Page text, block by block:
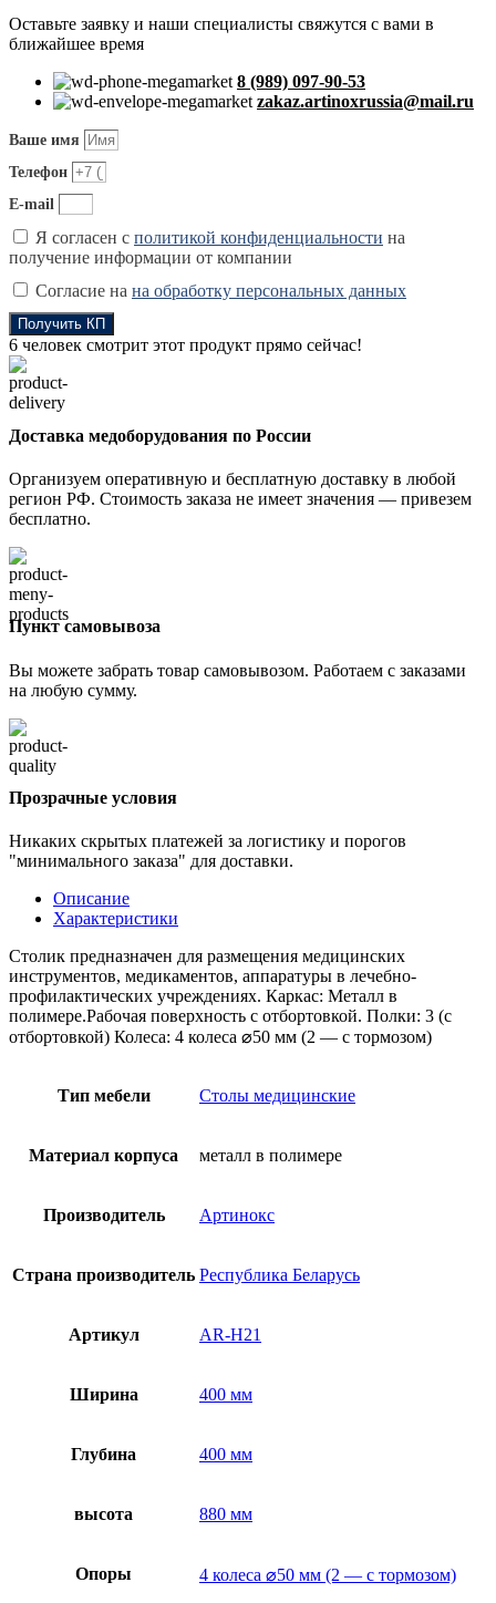
в
полимере
Оставьте заявку и наши специалисты свяжутся с вами в
ближайшее время
8 (989) 097-90-53
zakaz.artinoxrussia@mail.ru
Ваше имя
Телефон
E-mail
Я согласен с политикой конфиденциальности на
получение информации от компании
Согласие на на обработку персональных данных
Получить КП
6 человек смотрит этот продукт прямо сейчас!
Доставка медоборудования по России
Организуем оперативную и бесплатную доставку в любой
регион РФ. Стоимость заказа не имеет значения — привезем
бесплатно.
Пункт самовывоза
Вы можете забрать товар самовывозом. Работаем с заказами
на любую сумму.
Прозрачные условия
Никаких скрытых платежей за логистику и порогов
"минимального заказа" для доставки.
Описание
Характеристики
Столик предназначен для размещения медицинских
инструментов, медикаментов, аппаратуры в лечебно-
профилактических учреждениях. Каркас: Металл в
полимере.Рабочая поверхность с отбортовкой. Полки: 3 (с
отбортовкой) Колеса: 4 колеса ⌀50 мм (2 — с тормозом)
Тип мебели Столы медицинские
Материал корпуса металл в полимере
Производитель Артинокс
Страна производитель Республика Беларусь
Артикул AR-H21
Ширина 400 мм
Глубина 400 мм
высота 880 мм
Опоры 4 колеса ⌀50 мм (2 — с тормозом)